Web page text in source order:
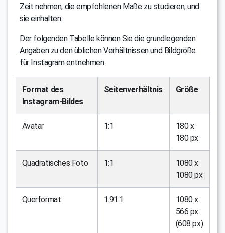
Zeit nehmen, die empfohlenen Maße zu studieren, und
sie einhalten.
Der folgenden Tabelle können Sie die grundlegenden
Angaben zu den üblichen Verhältnissen und Bildgröße
für Instagram entnehmen.
Format des
Instagram-Bildes
Seitenverhältnis Größe
Avatar 1:1
180 x
180 px
Quadratisches Foto 1:1
1080 x
1080 px
Querformat 1.91:1
1080 x
566 px
(608 px)